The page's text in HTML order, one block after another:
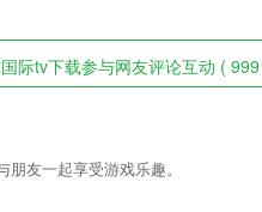
还在等什么快来趣趣手游网下载吧。
送与接收16进制的数据。
际tv下载参与网友评论互动 (
友一起享受游戏乐趣。